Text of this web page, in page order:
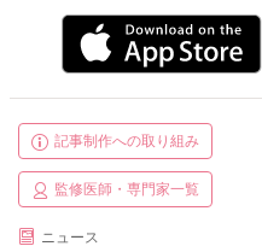
記事制作への取り組み
監修医師・専門家一覧
ニュース